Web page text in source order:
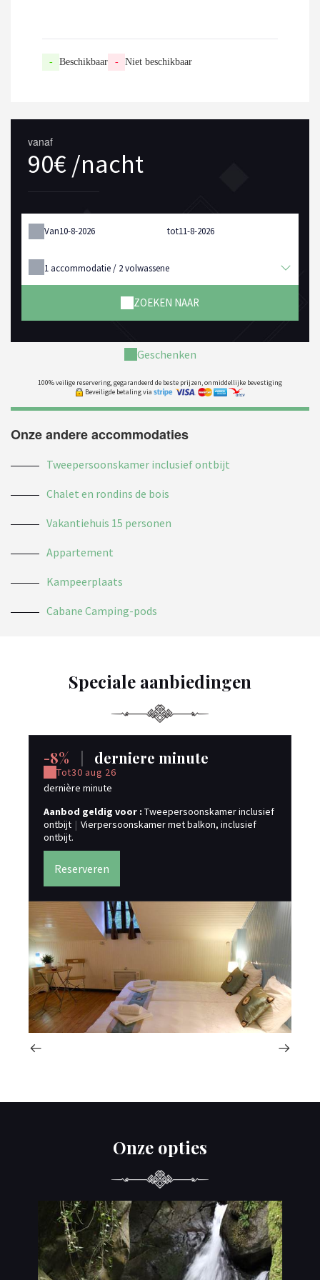
- Beschikbaar - Niet beschikbaar
vanaf
90€ /nacht
Van tot
1 accommodatie / 2volwassene
ZOEKEN NAAR
Geschenken
100% veilige reservering, gegarandeerd de beste prijzen, onmiddellijke bevestiging
Beveiligde betaling via
Onze andere accommodaties
Tweepersoonskamer inclusief ontbijt
Chalet en rondins de bois
Vakantiehuis 15 personen
Appartement
Kampeerplaats
Cabane Camping-pods
Speciale aanbiedingen
-8% derniere minute
Tot30 aug 26
dernière minute
Aanbod geldig voor : Tweepersoonskamer inclusief
ontbijt | Vierpersoonskamer met balkon, inclusief
ontbijt.
Reserveren
Onze opties